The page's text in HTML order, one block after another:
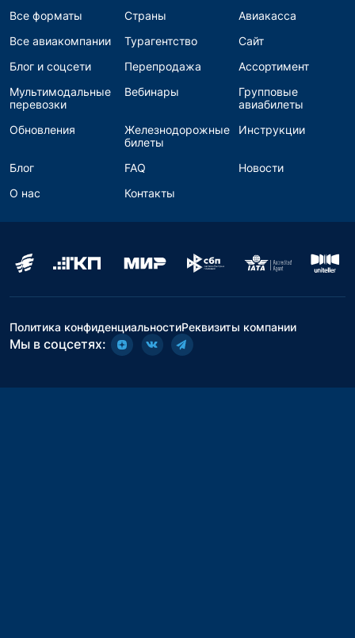
Все форматы Страны
Авиакасса
Все авиакомпании
Турагентство
Сайт
Блог и соцсети
Перепродажа
Ассортимент
Мультимодальные
перевозки
Вебинары
Групповые
авиабилеты
Обновления
Железнодорожные
билеты
Инструкции
Блог FAQ
Новости
О нас
Контакты
Политика конфиденциальностиРеквизиты компании
Мы в соцсетях: